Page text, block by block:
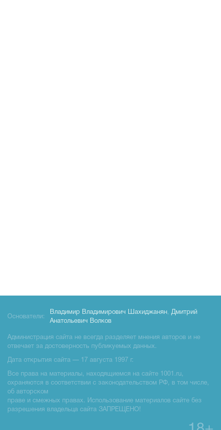
Основатели:
Владимир Владимирович Шахиджанян, Дмитрий
Анатольевич Волков
Администрация сайта не всегда разделяет мнения авторов и не
отвечает за достоверность публикуемых данных.
Дата открытия сайта — 17 августа 1997 г.
Все права на материалы, находящиемся на сайте 1001.ru,
охраняются в соответствии с законодательством РФ, в том числе,
об авторском
праве и смежных правах. Использование материалов сайте без
разрешения владельца сайта ЗАПРЕЩЕНО!